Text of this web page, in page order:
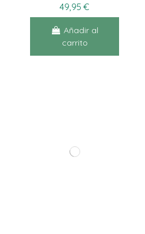
49,95 €
Añadir al
carrito